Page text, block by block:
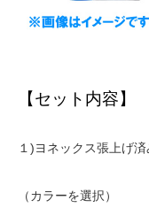
【セット内容】
１)ヨネックス張上げ
（カラーを選択）